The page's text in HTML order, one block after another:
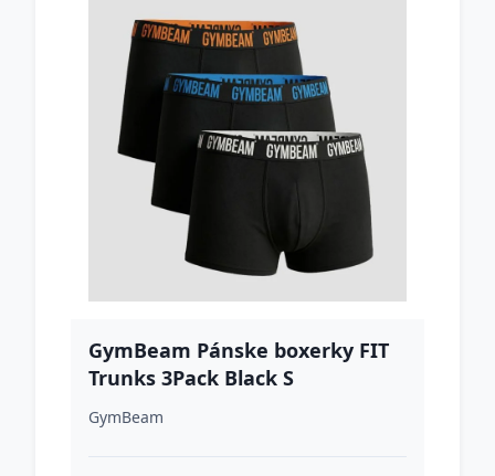
GymBeam Pánske boxerky FIT
Trunks 3Pack Black S
GymBeam